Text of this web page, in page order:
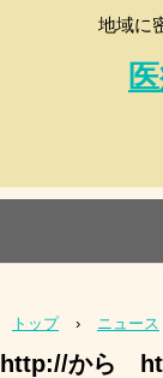
地域に
トップ › ニュース
http://から